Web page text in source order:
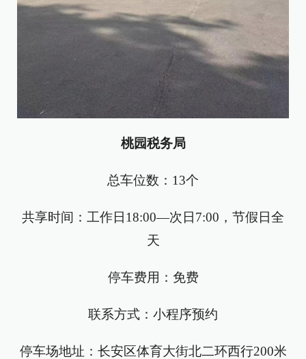
桃园税务局
总车位数：13个
共享时间：工作日18:00—次日7:00，节假日全
天
停车费用：免费
联系方式：小程序预约
停车场地址：长安区体育大街北二环西行200米